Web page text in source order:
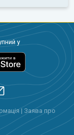
у
| Заява про